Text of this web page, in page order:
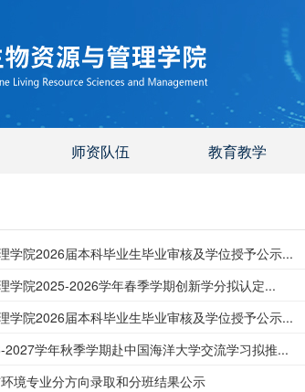
师资队伍 教育教学
学院2026届本科毕业生毕业审核及学位授予公示...
学院2025-2026学年春季学期创新学分拟认定...
学院2026届本科毕业生毕业审核及学位授予公示...
学年秋季学期赴中国海洋大学交流学习拟推...
境专业分方向录取和分班结果公示